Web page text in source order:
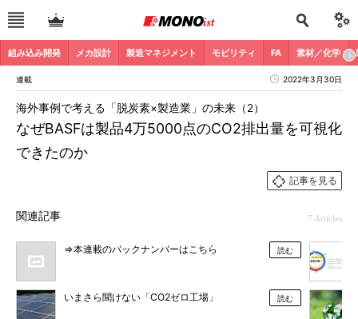
組み込み開発 メカ設計 製造マネジメント モビリティ FA 素材／化学
連載 2022年3月30日
なぜBASFは製品4万5000点のCO2排出量を可視化
できたのか
海外事例で考える「脱炭素×製造業」の未来（2）
記事を見る
関連記事 7 Articles
⇒本連載のバックナンバーはこちら 読む
いまさら聞けない「CO2ゼロ工場」 読む